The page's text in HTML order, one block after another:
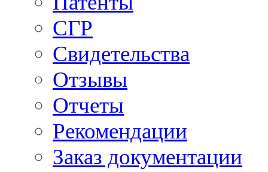
СГР
Свидетельства
Отзывы
Отчеты
Рекомендации
Заказ документации